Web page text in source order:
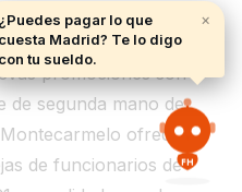
FH
×
¿Puedes pagar lo que
cuesta Madrid? Te lo digo
con tu sueldo.
promociones son
de segunda mano de
ofrece
de funcionarios de